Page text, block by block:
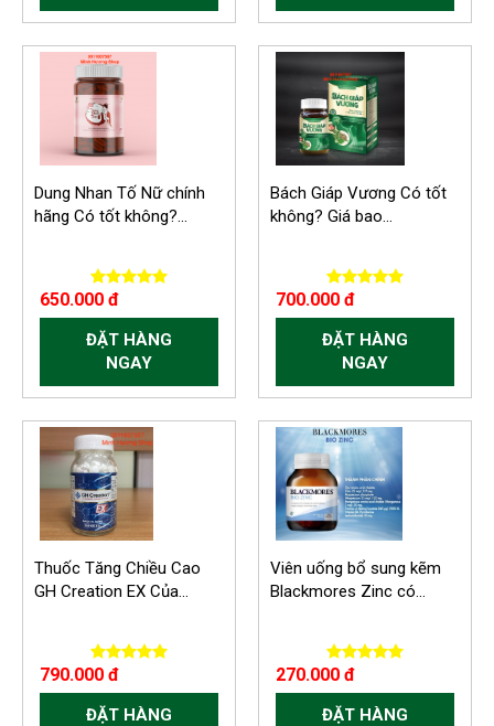
Dung Nhan Tố Nữ chính
hãng Có tốt không?...
650.000 đ
ĐẶT HÀNG
NGAY
Bách Giáp Vương Có tốt
không? Giá bao...
700.000 đ
ĐẶT HÀNG
NGAY
Thuốc Tăng Chiều Cao
GH Creation EX Của...
790.000 đ
ĐẶT HÀNG
Viên uống bổ sung kẽm
Blackmores Zinc có...
270.000 đ
ĐẶT HÀNG